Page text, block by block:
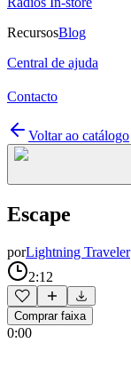
RecursosBlog
Central de ajuda
Contacto
Voltar ao catálogo
Escape
porLightning Traveler
2:12
Comprar faixa
0:00